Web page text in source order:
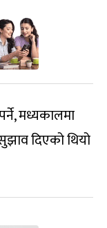
मध्यकालमा
सुझाव दिएको थियो